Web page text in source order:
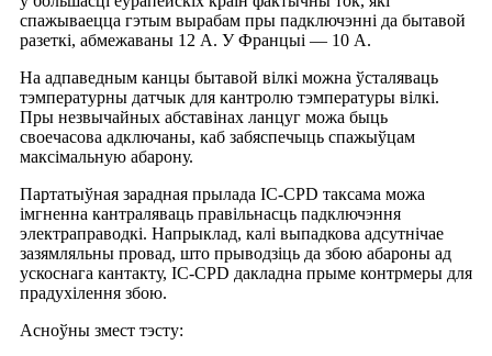
спажываецца гэтым вырабам пры падключэнні да бытавой
разеткі, абмежаваны 12 А. У Францыі — 10 А.
На адпаведным канцы бытавой вілкі можна ўсталяваць
тэмпературны датчык для кантролю тэмпературы вілкі.
Пры незвычайных абставінах ланцуг можа быць
своечасова адключаны, каб забяспечыць спажыўцам
максімальную абарону.
Партатыўная зарадная прылада IC-CPD таксама можа
імгненна кантраляваць правільнасць падключэння
электраправодкі. Напрыклад, калі выпадкова адсутнічае
зазямляльны провад, што прыводзіць да збою абароны ад
ускоснага кантакту, IC-CPD дакладна прыме контрмеры для
прадухілення збою.
Асноўны змест тэсту: